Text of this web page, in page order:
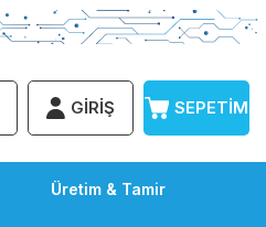
GIRIŞ SEPETIM
Üretim & Tamir